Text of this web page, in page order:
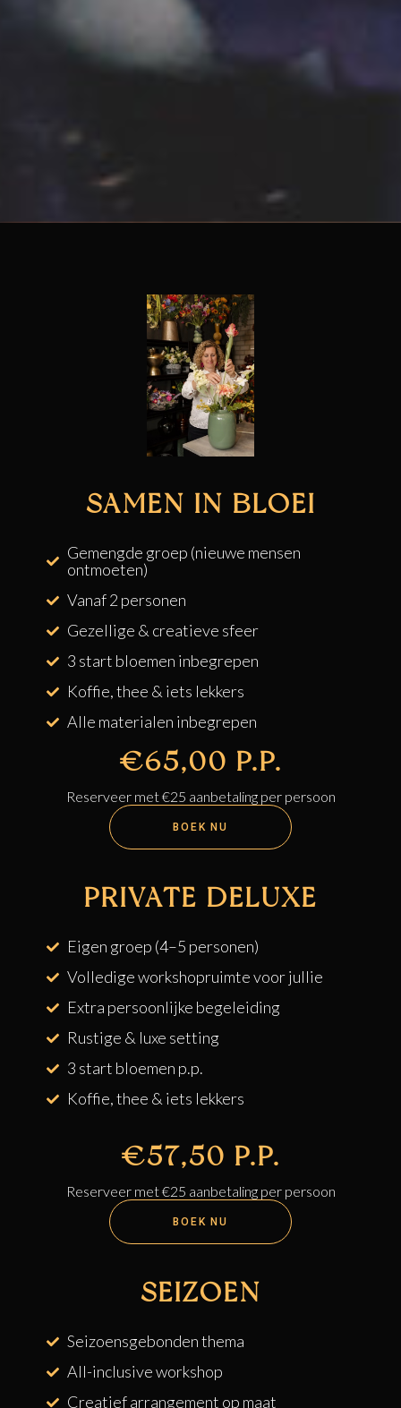
SAMEN IN BLOEI
Gemengde groep (nieuwe mensen
ontmoeten)
Vanaf 2 personen
Gezellige & creatieve sfeer
3 start bloemen inbegrepen
Koffie, thee & iets lekkers
Alle materialen inbegrepen
€65,00 P.P.
Reserveer met €25 aanbetaling per persoon
BOEK NU
PRIVATE DELUXE
Eigen groep (4–5 personen)
Volledige workshopruimte voor jullie
Extra persoonlijke begeleiding
Rustige & luxe setting
3 start bloemen p.p.
Koffie, thee & iets lekkers
€57,50 P.P.
Reserveer met €25 aanbetaling per persoon
BOEK NU
SEIZOEN
Seizoensgebonden thema
All-inclusive workshop
Creatief arrangement op maat